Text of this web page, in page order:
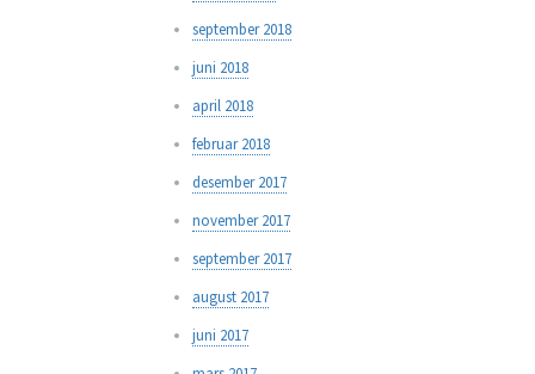
september 2018
juni 2018
april 2018
februar 2018
desember 2017
november 2017
september 2017
august 2017
juni 2017